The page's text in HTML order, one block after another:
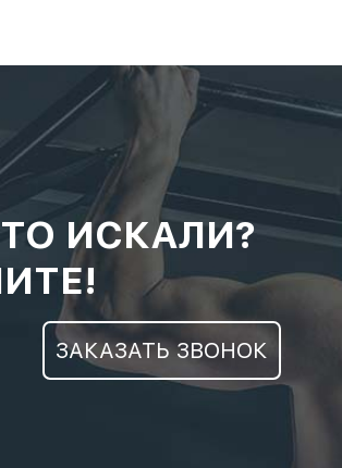
ИСКАЛИ?
ЗАКАЗАТЬ ЗВОНОК